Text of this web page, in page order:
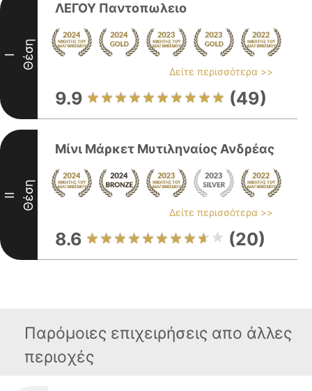
I Θέση
ΛΕΓΟΥ Παντοπωλειο
Δείτε περισσότερα >>
9.9 (49)
II Θέση
Μίνι Μάρκετ Μυτιληναίος Ανδρέας
Δείτε περισσότερα >>
8.6 (20)
Παρόμοιες επιχειρήσεις απο άλλες
περιοχές